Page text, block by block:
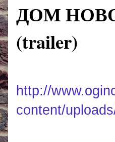
ДОМ
(trailer)
http://
content/